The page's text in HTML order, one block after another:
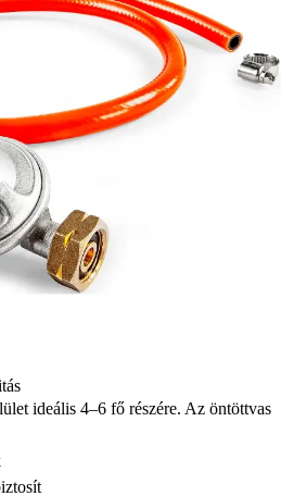
ideális 4–6 fő részére. Az öntöttvas